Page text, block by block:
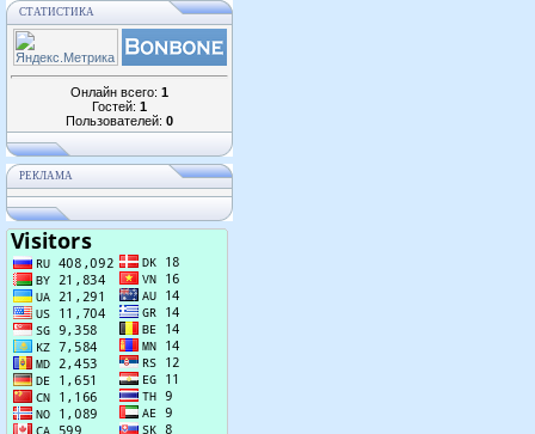
СТАТИСТИКА
Онлайн всего: 1
Гостей: 1
Пользователей: 0
РЕКЛАМА